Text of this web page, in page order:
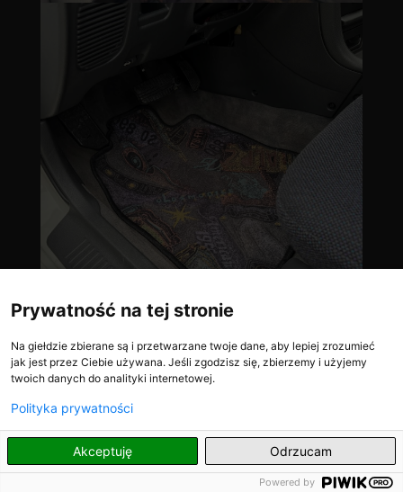
PL
Prywatność na tej stronie
Na giełdzie zbierane są i przetwarzane twoje dane, aby lepiej zrozumieć
jak jest przez Ciebie używana. Jeśli zgodzisz się, zbierzemy i użyjemy
twoich danych do analityki internetowej.
Polityka prywatności
Akceptuję Odrzucam
Powered by